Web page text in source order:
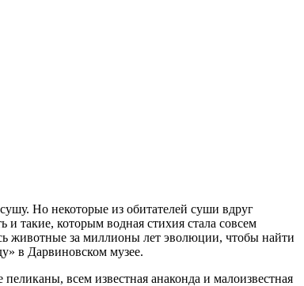
Но некоторые из обитателей суши вдруг
такие, которым водная стихия стала совсем
животные за миллионы лет эволюции, чтобы найти
в Дарвиновском музее.
всем известная анаконда и малоизвестная